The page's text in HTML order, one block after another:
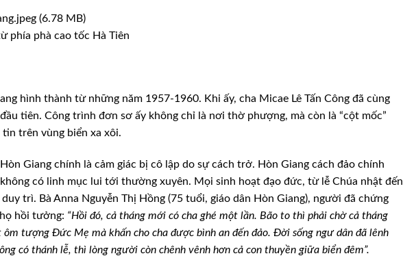
phía phà cao tốc Hà Tiên
hình thành từ những năm 1957-1960. Khi ấy, cha Micae Lê Tấn Công đã cùng
tiên. Công trình đơn sơ ấy không chỉ là nơi thờ phượng, mà còn là “cột mốc”
trên vùng biển xa xôi.
Giang chính là cảm giác bị cô lập do sự cách trở. Hòn Giang cách đảo chính
có linh mục lui tới thường xuyên. Mọi sinh hoạt đạo đức, từ lễ Chúa nhật đến
trì. Bà Anna Nguyễn Thị Hồng (75 tuổi, giáo dân Hòn Giang), người đã chứng
hồi tưởng: “Hồi đó, cả tháng mới có cha ghé một lần. Bão to thì phải chờ cả tháng
tượng Đức Mẹ mà khấn cho cha được bình an đến đảo. Đời sống ngư dân đã lênh
có thánh lễ, thì lòng người còn chênh vênh hơn cả con thuyền giữa biển đêm”.